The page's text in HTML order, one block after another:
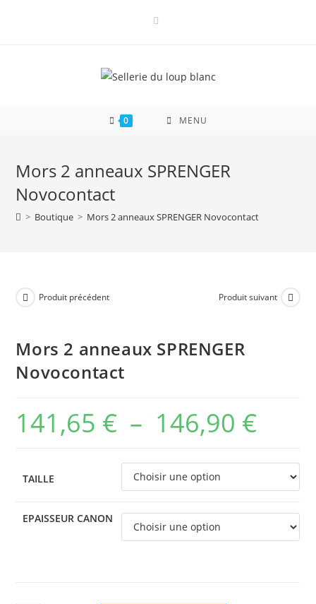
0 MENU
Mors 2 anneaux SPRENGER
Novocontact
> Boutique > Mors 2 anneaux SPRENGER Novocontact
Produit précédent Produit suivant
Mors 2 anneaux SPRENGER
Novocontact
141,65 € – 146,90 €
prix :
146,90 €
TAILLE
EPAISSEUR CANON